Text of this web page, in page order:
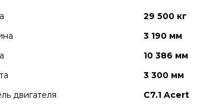
29 500 кг
3 190 мм
10 386 мм
3 300 мм
двигателя
C7.1 Acert